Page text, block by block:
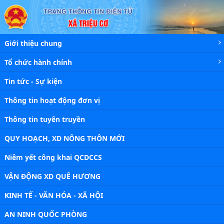
Chi tiết tin - Xã Triệu Cơ
Giới thiệu chung
Tổ chức hành chính
Tin tức - Sự kiện
Thông tin hoạt động đơn vị
Thông tin tuyên truyền
QUY HOẠCH, XD NÔNG THÔN MỚI
Niêm yết công khai QCDCCS
VẬN ĐỘNG XD QUÊ HƯƠNG
KINH TẾ - VĂN HÓA - XÃ HỘI
AN NINH QUỐC PHÒNG